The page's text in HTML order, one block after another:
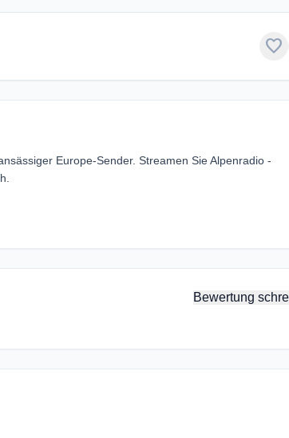
favorite
Europe-Sender. Streamen Sie Alpenradio -
Bewertung